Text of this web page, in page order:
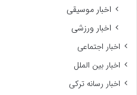
اخبار موسیقی
اخبار ورزشی
اخبار اجتماعی
اخبار بین الملل
اخبار رسانه ترکی